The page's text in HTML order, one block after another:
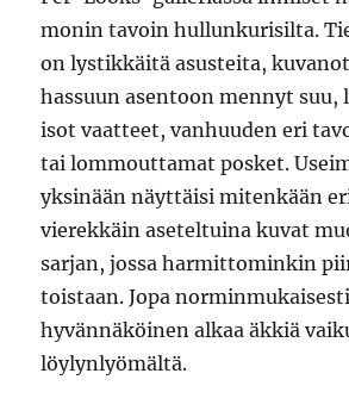
monin tavoin hullunkurisilta.
on lystikkäitä asusteita,
hassuun asentoon mennyt suu,
isot vaatteet, vanhuuden eri
tai lommouttamat posket.
yksinään näyttäisi mitenkään
vierekkäin aseteltuina kuvat
sarjan, jossa harmittominkin
toistaan. Jopa
hyvännäköinen alkaa äkkiä
löylynlyömältä.